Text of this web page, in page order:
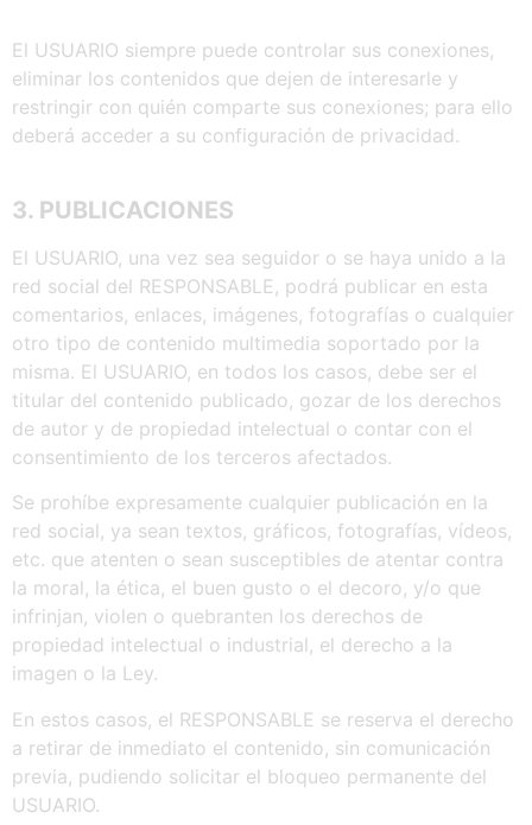
El USUARIO siempre puede controlar sus conexiones,
eliminar los contenidos que dejen de interesarle y
restringir con quién comparte sus conexiones; para ello
deberá acceder a su configuración de privacidad.
3. PUBLICACIONES
El USUARIO, una vez sea seguidor o se haya unido a la
red social del RESPONSABLE, podrá publicar en esta
comentarios, enlaces, imágenes, fotografías o cualquier
otro tipo de contenido multimedia soportado por la
misma. El USUARIO, en todos los casos, debe ser el
titular del contenido publicado, gozar de los derechos
de autor y de propiedad intelectual o contar con el
consentimiento de los terceros afectados.
Se prohíbe expresamente cualquier publicación en la
red social, ya sean textos, gráficos, fotografías, vídeos,
etc. que atenten o sean susceptibles de atentar contra
la moral, la ética, el buen gusto o el decoro, y/o que
infrinjan, violen o quebranten los derechos de
propiedad intelectual o industrial, el derecho a la
imagen o la Ley.
En estos casos, el RESPONSABLE se reserva el derecho
a retirar de inmediato el contenido, sin comunicación
previa, pudiendo solicitar el bloqueo permanente del
USUARIO.